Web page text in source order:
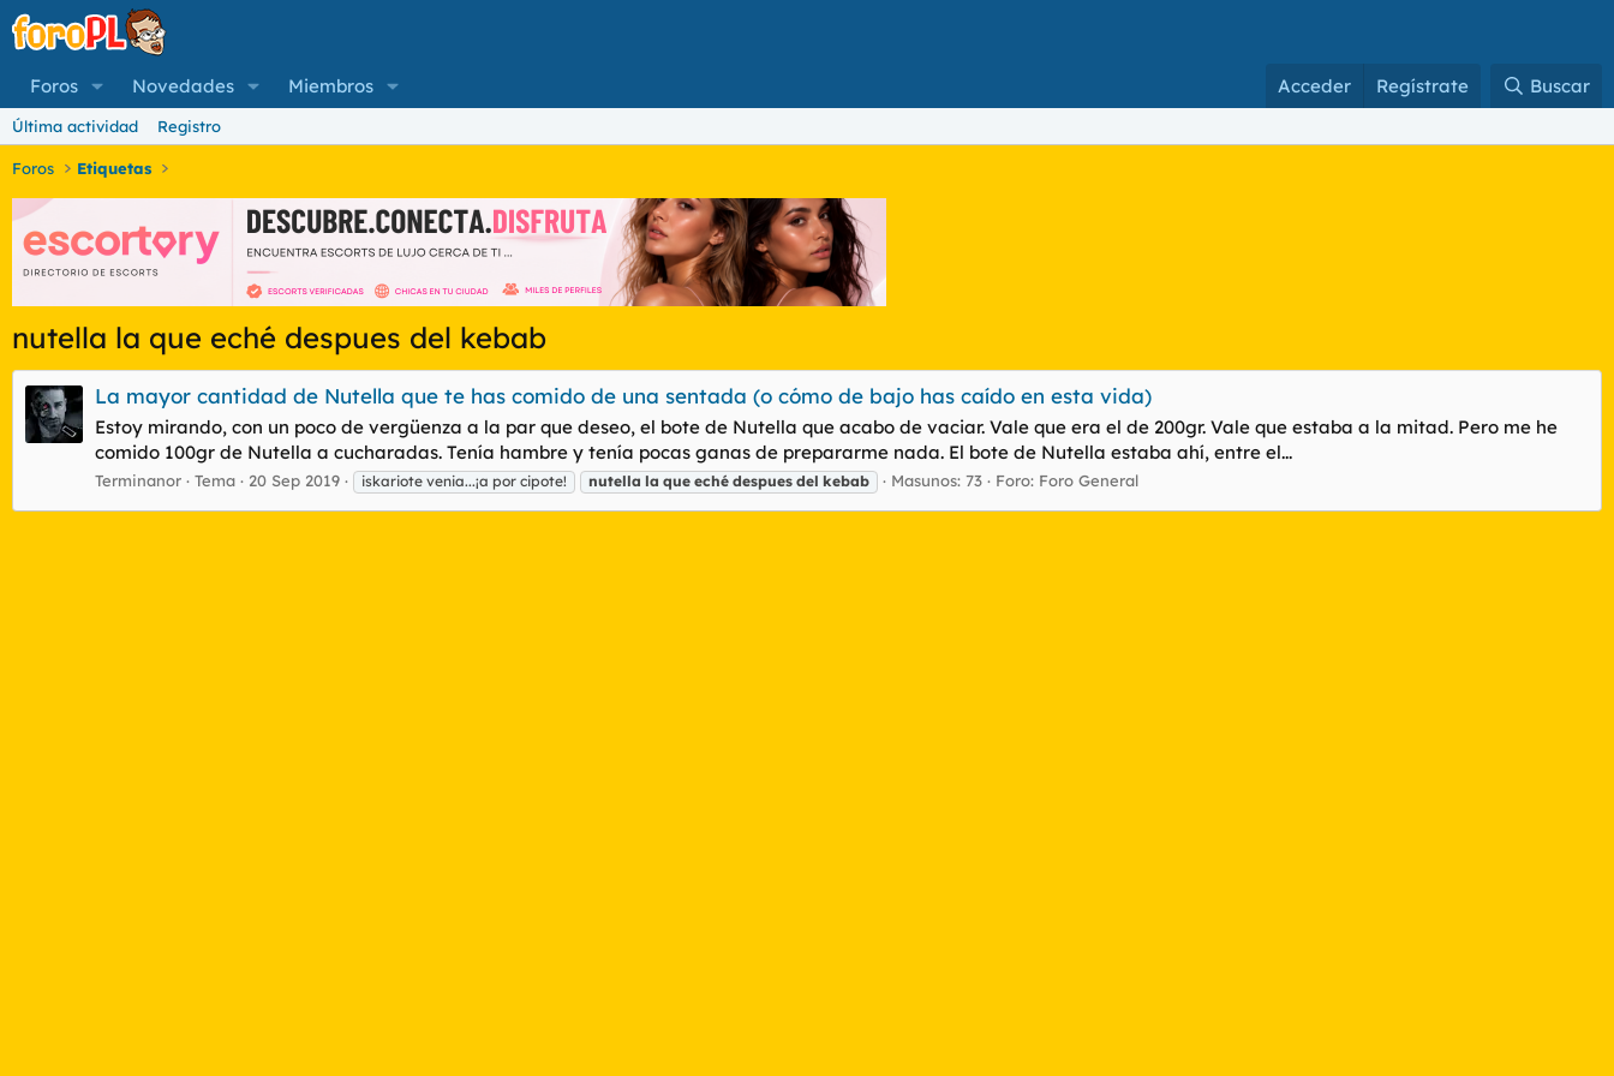
Foros Novedades Miembros Acceder Regístrate Buscar
Última actividad Registro
Foros Etiquetas
nutella la que eché despues del kebab
La mayor cantidad de Nutella que te has comido de una sentada (o cómo de bajo has caído en esta vida)
Estoy mirando, con un poco de vergüenza a la par que deseo, el bote de Nutella que acabo de vaciar. Vale que era el de 200gr. Vale que estaba a la mitad. Pero me he
comido 100gr de Nutella a cucharadas. Tenía hambre y tenía pocas ganas de prepararme nada. El bote de Nutella estaba ahí, entre el...
Terminanor Tema 20 Sep 2019 iskariote venia...¡a por cipote! nutella la que eché despues del kebab Masunos: 73 Foro: Foro General